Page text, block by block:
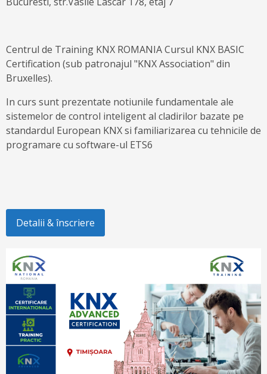
Centrul de Training KNX ROMANIA Cursul KNX BASIC
Certification (sub patronajul "KNX Association" din
Bruxelles).
In curs sunt prezentate notiunile fundamentale ale
sistemelor de control inteligent al cladirilor bazate pe
standardul European KNX si familiarizarea cu tehnicile de
programare cu software-ul ETS6
Detalii & înscriere